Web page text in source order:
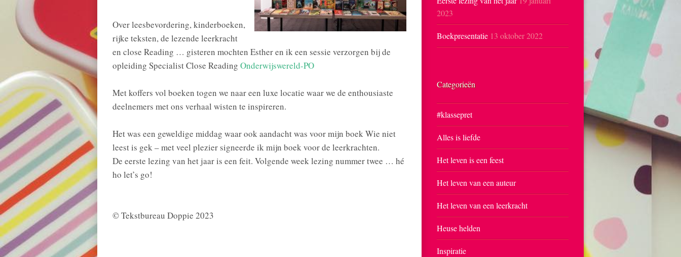
Over leesbevordering, kinderboeken,
rijke teksten, de lezende leerkracht
en close Reading … gisteren mochten Esther en ik een sessie verzorgen bij de
opleiding Specialist Close Reading Onderwijswereld-PO
Met koffers vol boeken togen we naar een luxe locatie waar we de enthousiaste
deelnemers met ons verhaal wisten te inspireren.
Het was een geweldige middag waar ook aandacht was voor mijn boek Wie niet
leest is gek – met veel plezier signeerde ik mijn boek voor de leerkrachten.
De eerste lezing van het jaar is een feit. Volgende week lezing nummer twee … hé
ho let’s go!
© Tekstbureau Doppie 2023
2023
Boekpresentatie 13 oktober 2022
Categorieën
#klassepret
Alles is liefde
Het leven is een feest
Het leven van een auteur
Het leven van een leerkracht
Heuse helden
Inspiratie